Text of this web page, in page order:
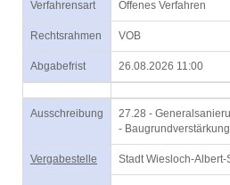
Verfahrensart Offenes Verfahren
Rechtsrahmen VOB
Abgabefrist 26.08.2026 11:00
Ausschreibung
27.28 -
-
Vergabestelle Stadt Wiesloch-